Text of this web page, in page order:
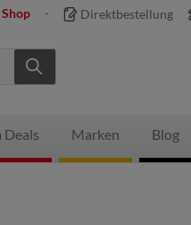
Direktbestellung
Deals Marken Blog